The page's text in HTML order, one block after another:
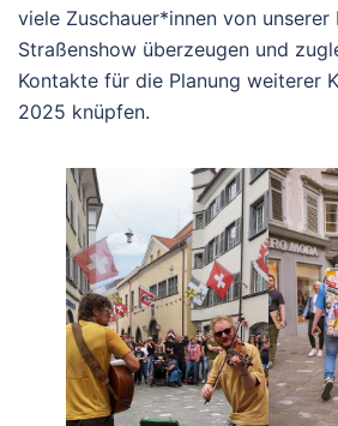
viele Zuschauer*innen von unserer
Straßenshow überzeugen und
Kontakte für die Planung weiterer
2025 knüpfen.